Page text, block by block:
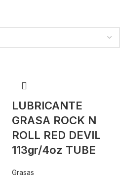
LUBRICANTE
GRASA ROCK N
ROLL RED DEVIL
113gr/4oz TUBE
Grasas